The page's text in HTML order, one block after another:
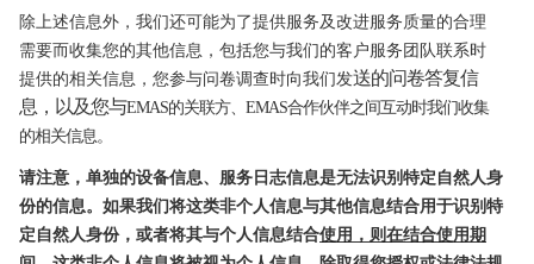
除上述信息外，我们还可能为了提供服务及改进服务质量的合理
需要而收集您的其他信息，包括您与我们的客户服务团队联系时
提供的相关信息，您参与问卷调查时向我们发送的问卷答复信
息，以及您与EMAS的关联方、EMAS合作伙伴之间互动时我们收集
的相关信息。
请注意，单独的设备信息、服务日志信息是无法识别特定自然人身
份的信息。如果我们将这类非个人信息与其他信息结合用于识别特
定自然人身份，或者将其与个人信息结合使用，则在结合使用期